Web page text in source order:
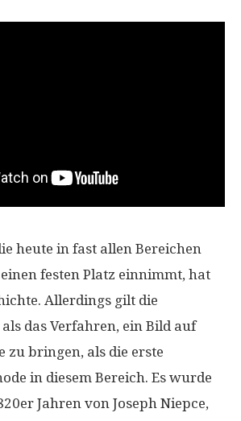
heute in fast allen Bereichen
festen Platz einnimmt, hat
Allerdings gilt die
das Verfahren, ein Bild auf
zu bringen, als die erste
in diesem Bereich. Es wurde
Jahren von Joseph Niepce,